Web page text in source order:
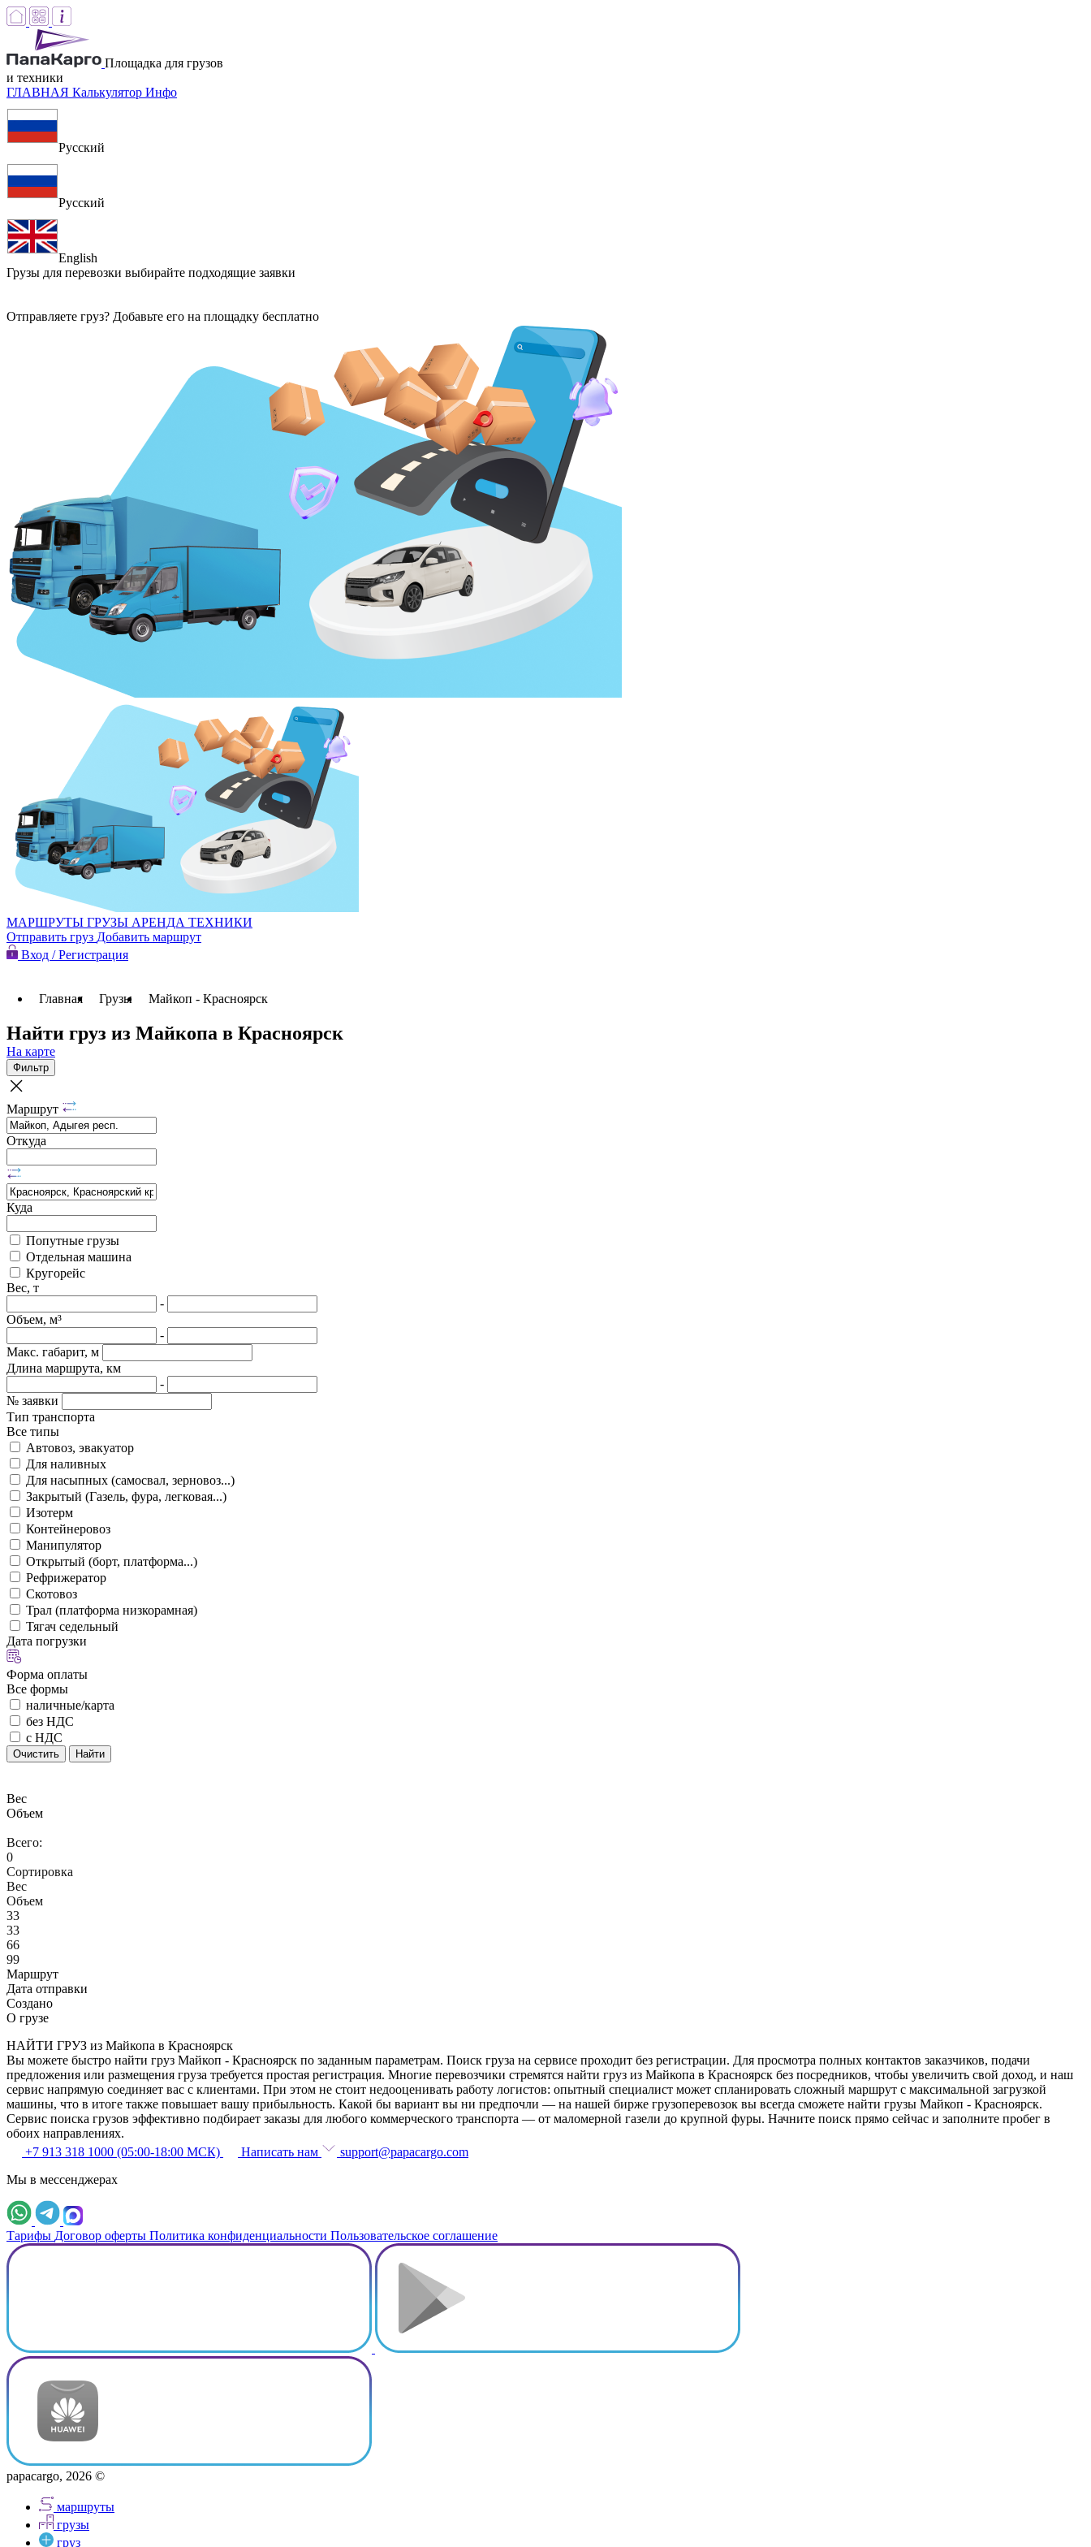
Площадка для грузов
и техники
ГЛАВНАЯ Калькулятор Инфо
Русский
Русский
English
Грузы для перевозки выбирайте подходящие заявки
Отправляете груз? Добавьте его на площадку бесплатно
МАРШРУТЫ ГРУЗЫ АРЕНДА ТЕХНИКИ
Отправить груз Добавить маршрут
Вход / Регистрация
Главная Грузы Майкоп - Красноярск
Найти груз из Майкопа в Красноярск
На карте
Фильтр
Маршрут
Откуда
Куда
Попутные грузы
Отдельная машина
Кругорейс
Вес, т
-
Объем, м³
-
Макс. габарит, м
Длина маршрута, км
-
№ заявки
Тип транспорта
Все типы
Автовоз, эвакуатор
Для наливных
Для насыпных (самосвал, зерновоз...)
Закрытый (Газель, фура, легковая...)
Изотерм
Контейнеровоз
Манипулятор
Открытый (борт, платформа...)
Рефрижератор
Скотовоз
Трал (платформа низкорамная)
Тягач седельный
Дата погрузки
Форма оплаты
Все формы
наличные/карта
без НДС
с НДС
Очистить Найти
Вес
Объем
Всего:
0
Сортировка
Вес
Объем
33
33
66
99
Маршрут
Дата отправки
Создано
О грузе
НАЙТИ ГРУЗ из Майкопа в Красноярск
Вы можете быстро найти груз Майкоп - Красноярск по заданным параметрам. Поиск груза на сервисе проходит без регистрации. Для просмотра полных контактов заказчиков, подачи
предложения или размещения груза требуется простая регистрация. Многие перевозчики стремятся найти груз из Майкопа в Красноярск без посредников, чтобы увеличить свой доход, и наш
сервис напрямую соединяет вас с клиентами. При этом не стоит недооценивать работу логистов: опытный специалист может спланировать сложный маршрут с максимальной загрузкой
машины, что в итоге также повышает вашу прибыльность. Какой бы вариант вы ни предпочли — на нашей бирже грузоперевозок вы всегда сможете найти грузы Майкоп - Красноярск.
Сервис поиска грузов эффективно подбирает заказы для любого коммерческого транспорта — от маломерной газели до крупной фуры. Начните поиск прямо сейчас и заполните пробег в
обоих направлениях.
+7 913 318 1000 (05:00-18:00 МСК)
Написать нам
support@papacargo.com
Мы в мессенджерах
Тарифы Договор оферты Политика конфиденциальности Пользовательское соглашение
papacargo, 2026 ©
маршруты
грузы
груз